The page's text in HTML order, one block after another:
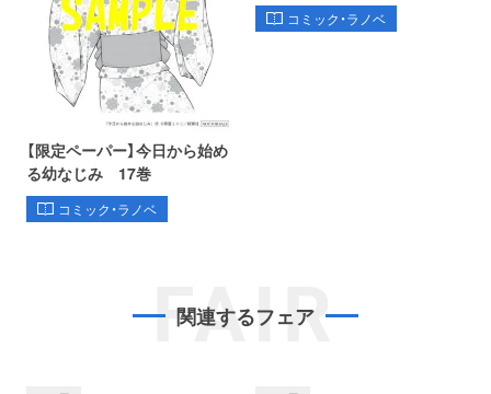
【限定ペーパー】今日から始め
る幼なじみ 17巻
コミック・ラノベ
コミック・ラノベ
FAIR
関連するフェア